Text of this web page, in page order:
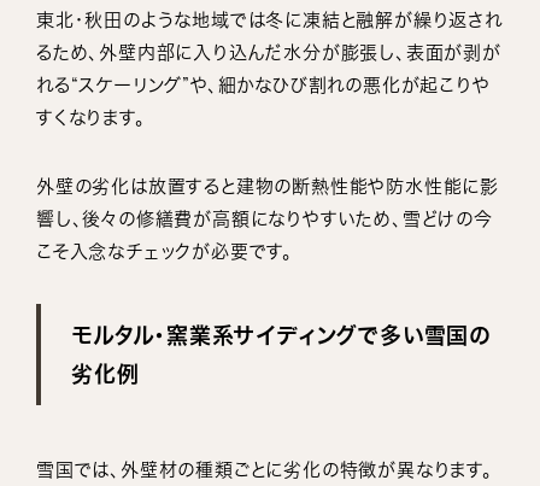
東北・秋田のような地域では冬に凍結と融解が繰り返され
るため、外壁内部に入り込んだ水分が膨張し、表面が剥が
れる“スケーリング”や、細かなひび割れの悪化が起こりや
すくなります。
外壁の劣化は放置すると建物の断熱性能や防水性能に影
響し、後々の修繕費が高額になりやすいため、雪どけの今
こそ入念なチェックが必要です。
モルタル・窯業系サイディングで多い雪国の
劣化例
雪国では、外壁材の種類ごとに劣化の特徴が異なります。